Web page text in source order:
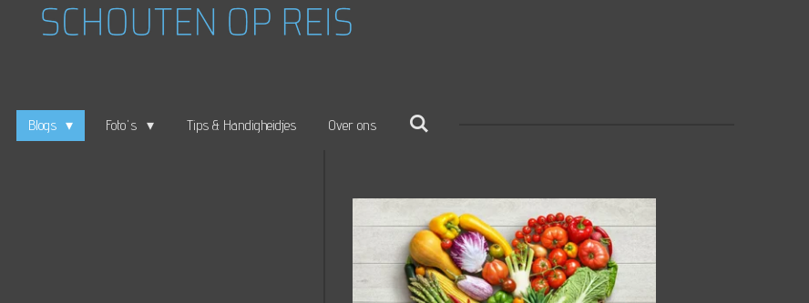
Blogs Foto's Tips & Handigheidjes Over ons